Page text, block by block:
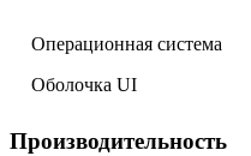
Операционная система
Оболочка UI
Производительность